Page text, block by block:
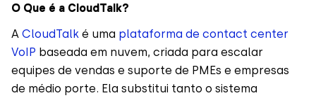
O Que é a CloudTalk?
A CloudTalk é uma plataforma de contact center
VoIP baseada em nuvem, criada para escalar
equipes de vendas e suporte de PMEs e empresas
de médio porte. Ela substitui tanto o sistema